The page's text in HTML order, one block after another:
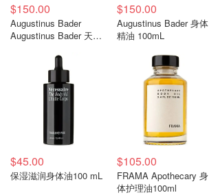
$150.00
Augustinus Bader
Augustinus Bader 天竺
$150.00
Augustinus Bader 身体
精油 100mL
$45.00
保湿滋润身体油100 mL
$105.00
FRAMA Apothecary 身
体护理油100ml